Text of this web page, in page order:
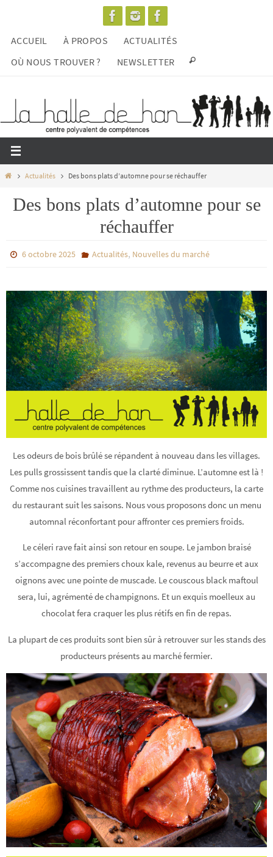
contenu
ACCUEIL À PROPOS
ACTUALITÉS
OÙ NOUS TROUVER ?
NEWSLETTER
HomeActualités Des bons plats d’automne pour se réchauffer
Des bons plats d’automne pour se
réchauffer
6 octobre 2025 Actualités, Nouvelles du marché
Les odeurs de bois brûlé se répandent à nouveau dans les villages.
Les pulls grossissent tandis que la clarté diminue. L’automne est là !
Comme nos cuisines travaillent au rythme des producteurs, la carte
du restaurant suit les saisons. Nous vous proposons donc un menu
automnal réconfortant pour affronter ces premiers froids.
Le céleri rave fait ainsi son retour en soupe. Le jambon braisé
s’accompagne des premiers choux kale, revenus au beurre et aux
oignons avec une pointe de muscade. Le couscous black maftoul
sera, lui, agrémenté de champignons. Et un exquis moelleux au
chocolat fera craquer les plus rétifs en fin de repas.
La plupart de ces produits sont bien sûr à retrouver sur les stands des
producteurs présents au marché fermier.